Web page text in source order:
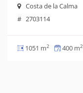
Costa de la Calma
# 2703114
1051 m2 400 m2